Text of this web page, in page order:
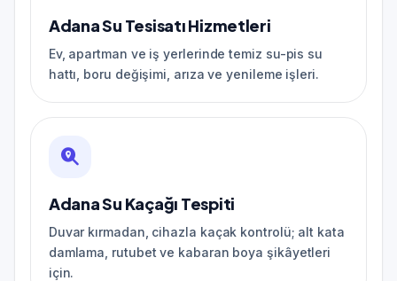
Adana Su Tesisatı Hizmetleri
Ev, apartman ve iş yerlerinde temiz su-pis su
hattı, boru değişimi, arıza ve yenileme işleri.
Adana Su Kaçağı Tespiti
Duvar kırmadan, cihazla kaçak kontrolü; alt kata
damlama, rutubet ve kabaran boya şikâyetleri
için.